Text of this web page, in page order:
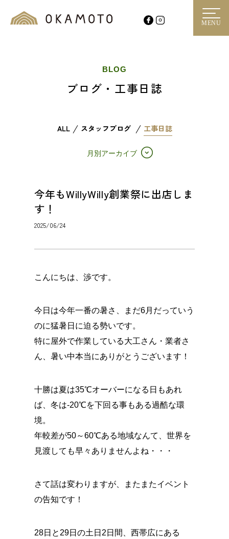
MENU
BLOG
ブログ・工事日誌
ALL スタッフブログ 工事日誌
月別アーカイブ
今年もWillyWilly創業祭に出店しま
す！
2025/06/24
こんにちは、渉です。
今日は今年一番の暑さ、まだ6月だっていう
のに猛暑日に迫る勢いです。
特に屋外で作業している大工さん・業者さ
ん、暑い中本当にありがとうございます！
十勝は夏は35℃オーバーになる日もあれ
ば、冬は-20℃を下回る事もある過酷な環
境。
年較差が50～60℃ある地域なんて、世界を
見渡しても早々ありませんよね・・・
さて話は変わりますが、またまたイベント
の告知です！
28日と29日の土日2日間、西帯広にある